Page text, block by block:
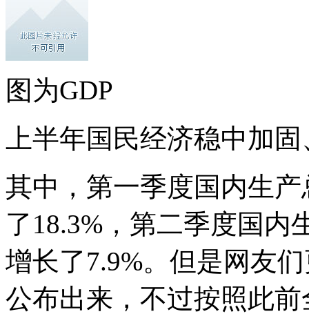
图为GDP
上半年国民经济稳中加
其中，第一季度国内生
了18.3%，第二季度国内
增长了7.9%。但是网友
公布出来，不过按照此